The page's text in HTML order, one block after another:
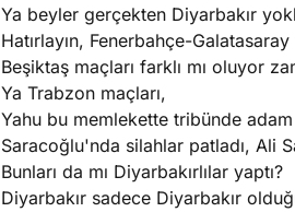
Ya beyler gerçekten Diyarbakır
Hatırlayın, Fenerbahçe-
Beşiktaş maçları farklı mı oluyor
Ya Trabzon maçları,
Yahu bu memlekette tribünde
Saracoğlu'nda silahlar patladı, Ali
Bunları da mı Diyarbakırlılar yaptı?
Diyarbakır sadece Diyarbakır